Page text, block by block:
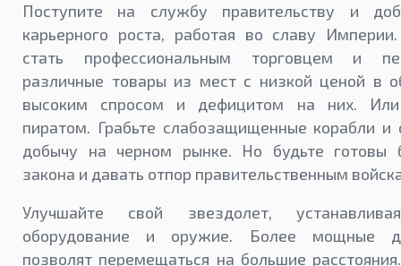
Поступите на службу правительству и
карьерного роста, работая во славу
стать профессиональным торговцем и
различные товары из мест с низкой ценой в
высоким спросом и дефицитом на них. Или
пиратом. Грабьте слабозащищенные корабли и
добычу на черном рынке. Но будьте готовы
закона и давать отпор правительственным
Улучшайте свой звездолет,
оборудование и оружие. Более мощные
позволят перемещаться на большие